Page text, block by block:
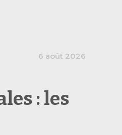
6 août 2026
: les